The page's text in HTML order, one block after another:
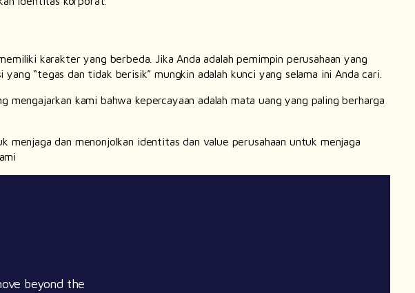
karakter yang berbeda. Jika Anda adalah pemimpin perusahaan yang
“tegas dan tidak berisik” mungkin adalah kunci yang selama ini Anda cari.
mengajarkan kami bahwa kepercayaan adalah mata uang yang paling berharga
dan menonjolkan identitas dan value perusahaan untuk menjaga
beyond the